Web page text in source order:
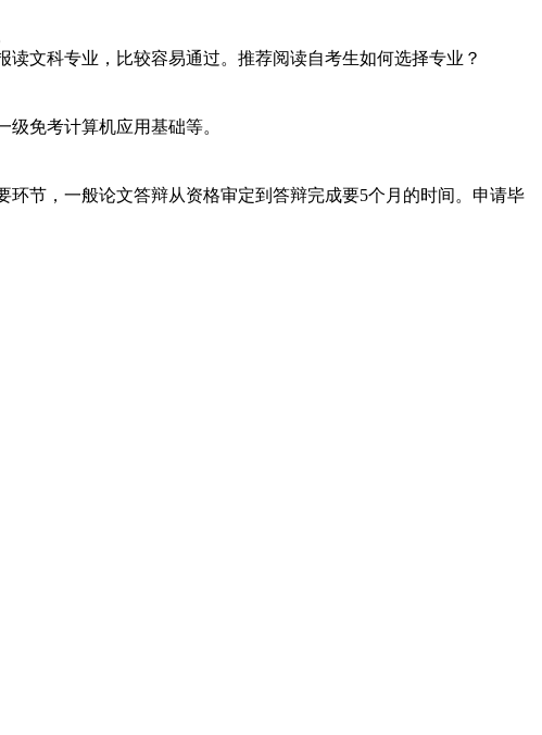
文科专业，比较容易通过。推荐阅读自考生如何选择专业？
免考计算机应用基础等。
节，一般论文答辩从资格审定到答辩完成要5个月的时间。申请毕